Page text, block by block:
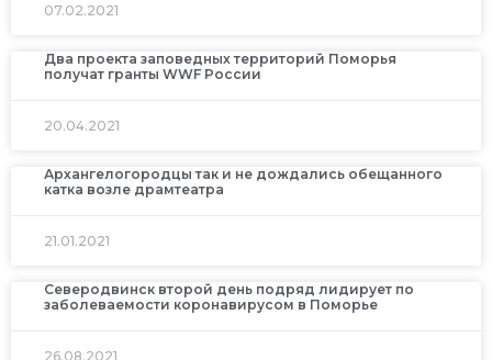
07.02.2021
Два проекта заповедных территорий Поморья
получат гранты WWF России
20.04.2021
Архангелогородцы так и не дождались обещанного
катка возле драмтеатра
21.01.2021
Северодвинск второй день подряд лидирует по
заболеваемости коронавирусом в Поморье
26.08.2021